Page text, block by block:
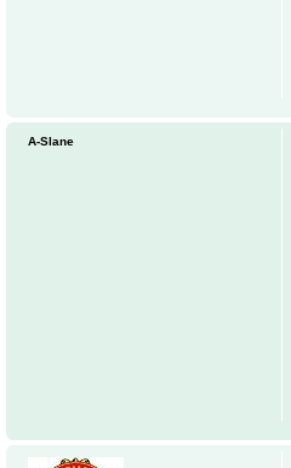
A-Slane